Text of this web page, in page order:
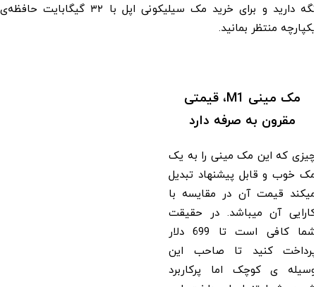
نگه دارید و برای خرید مک سیلیکونی اپل با ۳۲ گیگابایت حافظه‌ی
منتظر بمانید.
مک مینی M1، قیمتی
مقرون به صرفه دارد
که این مک مینی را به یک
خوب و قابل پیشنهاد تبدیل
قیمت آن در مقایسه با
آن میباشد. در حقیقت
شما کافی است تا 699 دلار
کنید تا صاحب این
ی کوچک اما پرکاربرد